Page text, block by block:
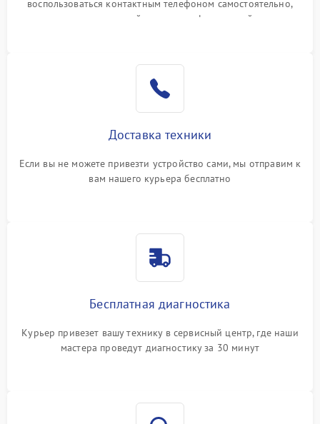
воспользоваться контактным телефоном самостоятельно,
или оставить свой номер телефона на сайте
Доставка техники
Если вы не можете привезти устройство сами, мы отправим к
вам нашего курьера бесплатно
Бесплатная диагностика
Курьер привезет вашу технику в сервисный центр, где наши
мастера проведут диагностику за 30 минут